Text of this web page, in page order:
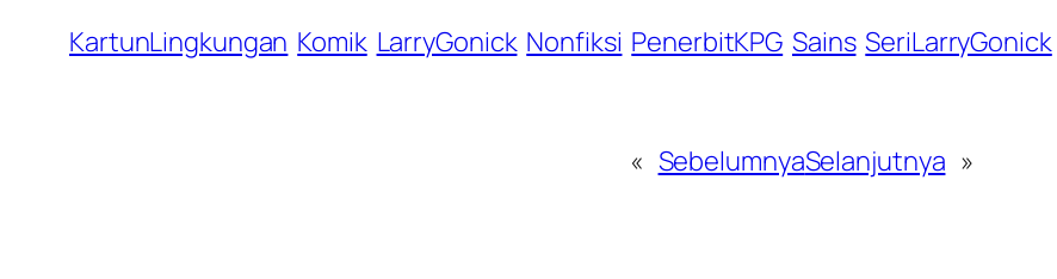
KartunLingkungan Komik LarryGonick Nonfiksi PenerbitKPG Sains SeriLarryGonick
« SebelumnyaSelanjutnya »